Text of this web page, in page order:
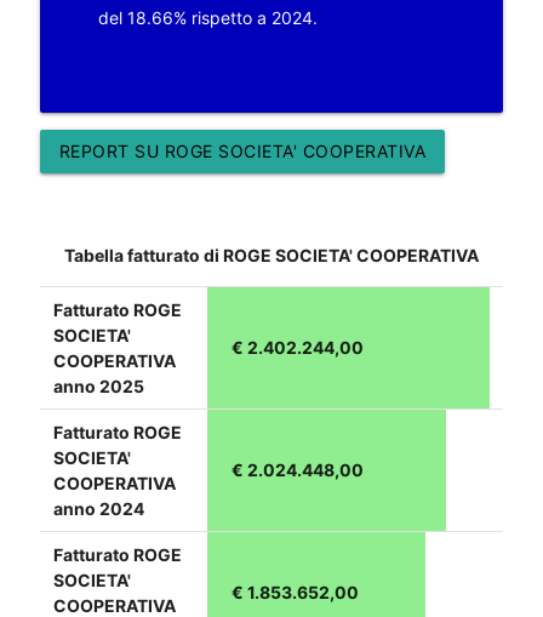
del 18.66% rispetto a 2024.
REPORT SU ROGE SOCIETA' COOPERATIVA
Tabella fatturato di ROGE SOCIETA' COOPERATIVA
Fatturato ROGE
SOCIETA'
COOPERATIVA
anno 2025
€ 2.402.244,00
Fatturato ROGE
SOCIETA'
COOPERATIVA
anno 2024
€ 2.024.448,00
Fatturato ROGE
SOCIETA'
COOPERATIVA
€ 1.853.652,00